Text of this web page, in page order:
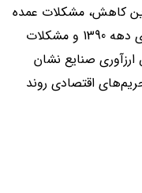
دلایل این کاهش، مشکلات عمده
واردات و کاهش تولید ناشی از محدودیت‌های کرونا بوده است. با توجه به بحران‌های ارزی سال‌های دهه 1390 و مشکلات
صنایع نشان
به خصوص تحریم‌های اقتصادی روند